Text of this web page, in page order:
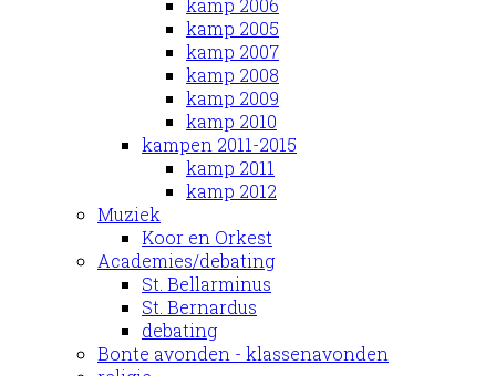
kamp 2006
kamp 2005
kamp 2007
kamp 2008
kamp 2009
kamp 2010
kampen 2011-2015
kamp 2011
kamp 2012
Muziek
Koor en Orkest
Academies/debating
St. Bellarminus
St. Bernardus
debating
Bonte avonden - klassenavonden